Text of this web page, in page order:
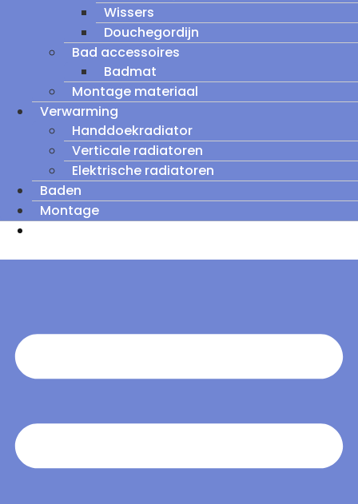
Wissers
Douchegordijn
Bad accessoires
Badmat
Montage materiaal
Verwarming
Handdoekradiator
Verticale radiatoren
Elektrische radiatoren
Baden
Montage